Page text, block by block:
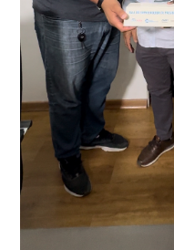
segurança da nossa
Fontão.